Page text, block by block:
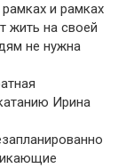
и рамках
жить на своей
не нужна
Ирина